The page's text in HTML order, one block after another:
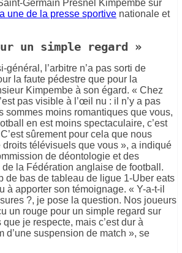
Germain Presnel Kimpembe sur
la une de la presse sportive nationale et
un simple regard »
général, l’arbitre n’a pas sorti de
la faute pédestre que pour la
Kimpembe à son égard. « Chez
pas visible à l’œil nu : il n’y a pas
sommes moins romantiques que vous,
en est moins spectaculaire, c’est
sûrement pour cela que nous
télévisuels que vous », a indiqué
de déontologie et des
la Fédération anglaise de football.
de bas de tableau de ligue 1-Uber eats
à apporter son témoignage. « Y-a-t-il
?, je pose la question. Nos joueurs
un rouge pour un simple regard sur
je respecte, mais c’est dur à
d’une suspension de match », se